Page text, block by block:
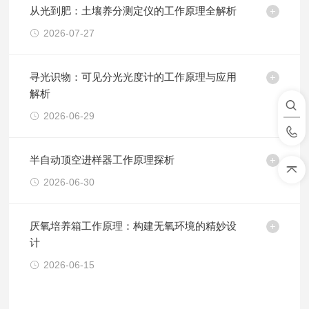
从光到肥：土壤养分测定仪的工作原理全解析
2026-07-27
寻光识物：可见分光光度计的工作原理与应用
解析
2026-06-29
半自动顶空进样器工作原理探析
2026-06-30
厌氧培养箱工作原理：构建无氧环境的精妙设
计
2026-06-15